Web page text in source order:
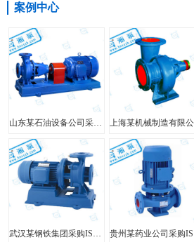
案例中心
山东某石油设备公司采购FIS型单级单吸离心泵